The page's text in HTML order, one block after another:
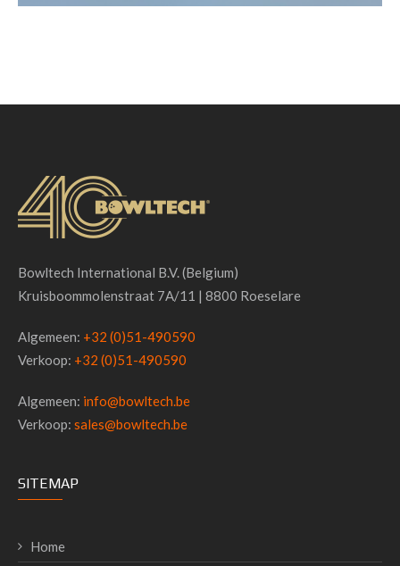
Bowltech International B.V. (Belgium)
Kruisboommolenstraat 7A/11 | 8800 Roeselare
Algemeen: +32 (0)51-490590
Verkoop: +32 (0)51-490590
Algemeen: info@bowltech.be
Verkoop: sales@bowltech.be
SITEMAP
Home